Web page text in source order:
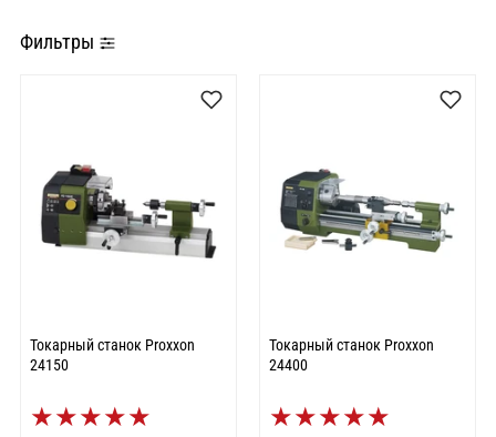
Фильтры
Токарный станок Proxxon
24150
★★★★★
Токарный станок Proxxon
24400
★★★★★